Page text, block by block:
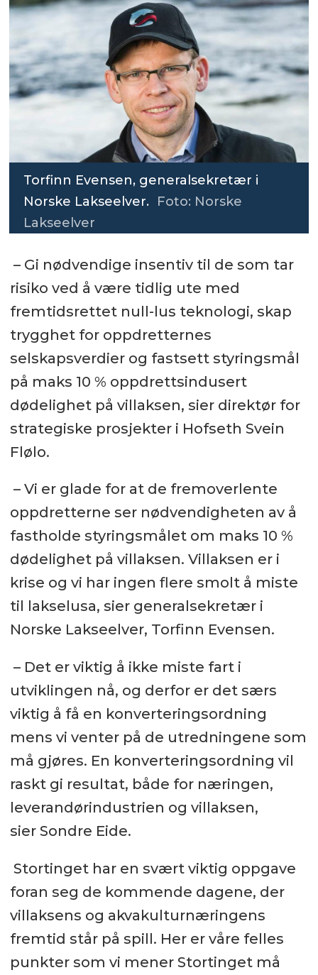
Torfinn Evensen, generalsekretær i
Norske Lakseelver. Foto: Norske
Lakseelver
– Gi nødvendige insentiv til de som tar
risiko ved å være tidlig ute med
fremtidsrettet null-lus teknologi, skap
trygghet for oppdretternes
selskapsverdier og fastsett styringsmål
på maks 10 % oppdrettsindusert
dødelighet på villaksen, sier direktør for
strategiske prosjekter i Hofseth Svein
Flølo.
– Vi er glade for at de fremoverlente
oppdretterne ser nødvendigheten av å
fastholde styringsmålet om maks 10 %
dødelighet på villaksen. Villaksen er i
krise og vi har ingen flere smolt å miste
til lakselusa, sier generalsekretær i
Norske Lakseelver, Torfinn Evensen.
– Det er viktig å ikke miste fart i
utviklingen nå, og derfor er det særs
viktig å få en konverteringsordning
mens vi venter på de utredningene som
må gjøres. En konverteringsordning vil
raskt gi resultat, både for næringen,
leverandørindustrien og villaksen,
sier Sondre Eide.
Stortinget har en svært viktig oppgave
foran seg de kommende dagene, der
villaksens og akvakulturnæringens
fremtid står på spill. Her er våre felles
punkter som vi mener Stortinget må